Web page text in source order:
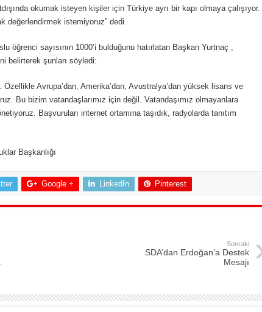
okumak isteyen kişiler için Türkiye ayrı bir kapı olmaya çalışıyor.
değerlendirmek istemiyoruz” dedi.
öğrenci sayısının 1000’i bulduğunu hatırlatan Başkan Yurtnaç ,
belirterek şunları söyledi:
Avrupa’dan, Amerika’dan, Avustralya’dan yüksek lisans ve
Bu bizim vatandaşlarımız için değil. Vatandaşımız olmayanlara
Başvuruları internet ortamına taşıdık, radyolarda tanıtım
Başkanlığı
Google + LinkedIn Pinterest
Sonraki
SDA’dan Erdoğan’a Destek
Mesajı